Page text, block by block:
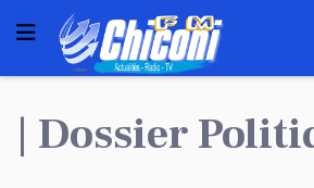
| Dossier